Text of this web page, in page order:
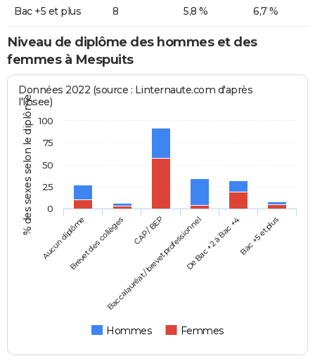
Bac +5 et plus 8 5,8 % 6,7 %
Niveau de diplôme des hommes et des
femmes à Mespuits
% des sexes selon le diplôme
Données 2022 (source : Linternaute.com d'après
l'Insee)
Hommes Femmes
Aucun diplômeBrevet des collèges CAP / BEP
Baccalauréat / brevet professionnelDe Bac +2 à Bac +4Bac +5 et plus
0
25
50
75
100